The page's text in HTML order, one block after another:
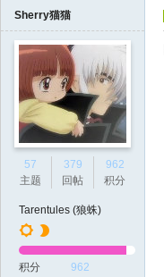
Sherry猫猫
57
主题
379
回帖
962
积分
Tarentules (狼蛛)
积分 962